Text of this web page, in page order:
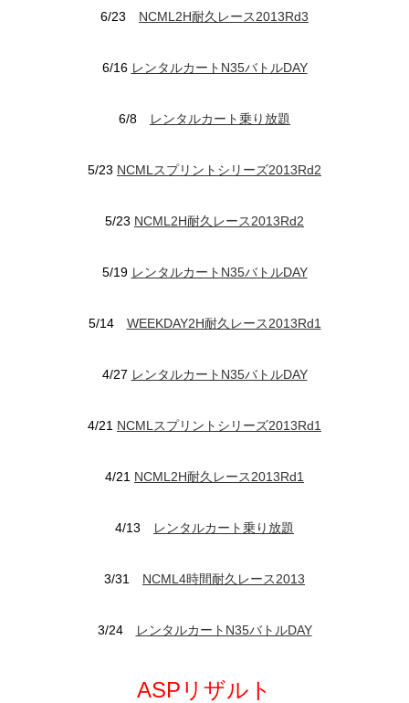
6/23 NCML2H耐久レース2013Rd3
6/16 レンタルカートN35バトルDAY
6/8 レンタルカート乗り放題
5/23 NCMLスプリントシリーズ2013Rd2
5/23 NCML2H耐久レース2013Rd2
5/19 レンタルカートN35バトルDAY
5/14 WEEKDAY2H耐久レース2013Rd1
4/27 レンタルカートN35バトルDAY
4/21 NCMLスプリントシリーズ2013Rd1
4/21 NCML2H耐久レース2013Rd1
4/13 レンタルカート乗り放題
3/31 NCML4時間耐久レース2013
3/24 レンタルカートN35バトルDAY
ASPリザルト